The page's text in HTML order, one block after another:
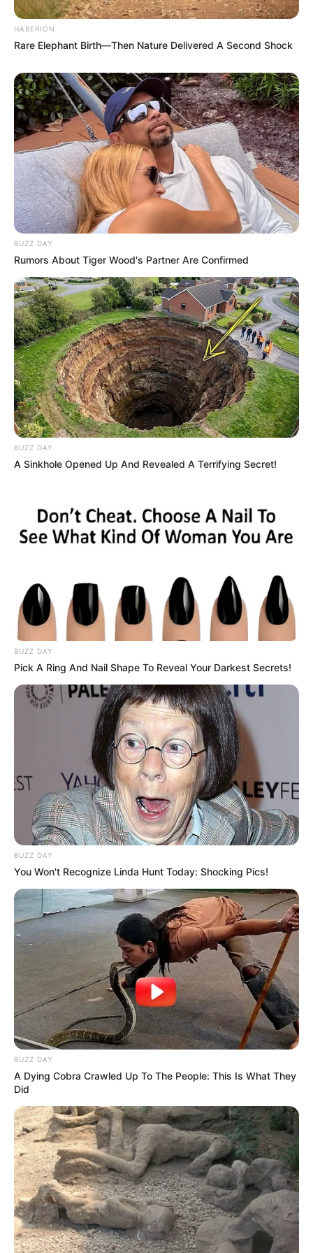
Suchen:
Auf einigen Seiten dieses Projektes sind Affiliate-
Angebote integriert. Wenn etwas darüber gebucht oder
gekauft wird, ist das eine Unterstützung, ohne dass sich
dadurch der Preis ändert.
HABERION
Rare Elephant Birth—Then Nature Delivered A Second Shock
BUZZ DAY
Rumors About Tiger Wood's Partner Are Confirmed
BUZZ DAY
A Sinkhole Opened Up And Revealed A Terrifying Secret!
BUZZ DAY
Pick A Ring And Nail Shape To Reveal Your Darkest Secrets!
BUZZ DAY
You Won't Recognize Linda Hunt Today: Shocking Pics!
BUZZ DAY
A Dying Cobra Crawled Up To The People: This Is What They
Did